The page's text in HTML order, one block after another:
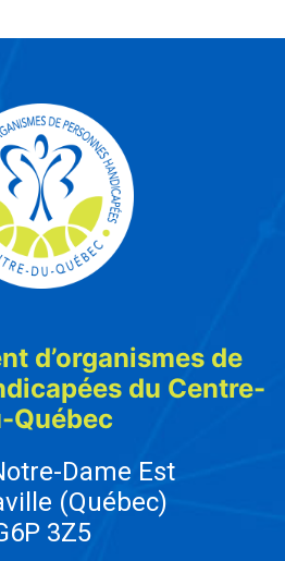
d’organismes de
du Centre-
Québec
Dame Est
(Québec)
3Z5